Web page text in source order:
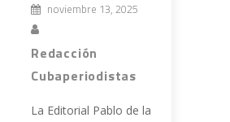
noviembre 13, 2025
Redacción
Cubaperiodistas
La Editorial Pablo de la